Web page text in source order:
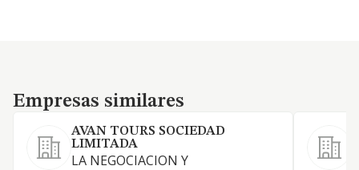
Empresas similares
Empresas similares
AVAN TOURS SOCIEDAD
LIMITADA
LA NEGOCIACION Y